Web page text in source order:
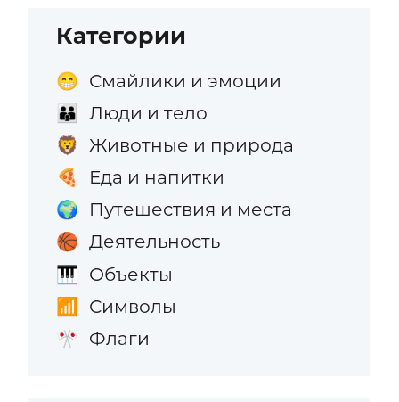
Категории
😁 Смайлики и эмоции
👪 Люди и тело
🦁 Животные и природа
🍕 Еда и напитки
🌍 Путешествия и места
🏀 Деятельность
🎹 Объекты
📶 Символы
🎌 Флаги